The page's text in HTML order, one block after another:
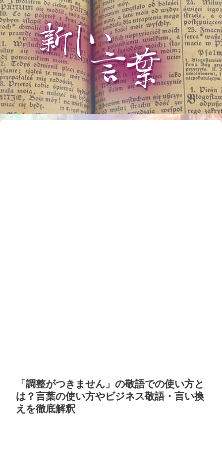
「調整がつきません」の敬語での使い方と
は？言葉の使い方やビジネス敬語・言い換
えを徹底解釈